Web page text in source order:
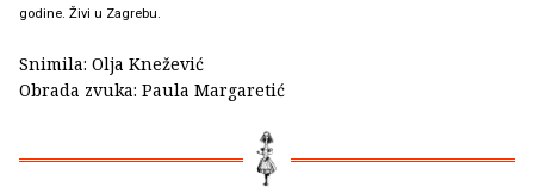
godine. Živi u Zagrebu.
Snimila: Olja Knežević
Obrada zvuka: Paula Margaretić